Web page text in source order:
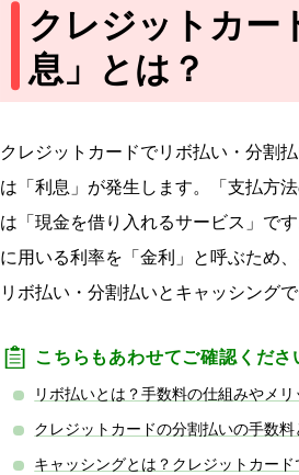
クレジットカー
息」とは？
クレジットカードでリボ払い・分割
は「利息」が発生します。「支払方
は「現金を借り入れるサービス」で
に用いる利率を「金利」と呼ぶため
リボ払い・分割払いとキャッシング
こちらもあわせてご確認くださ
リボ払いとは？手数料の仕組みやメ
クレジットカードの分割払いの手数
キャッシングとは？クレジットカー